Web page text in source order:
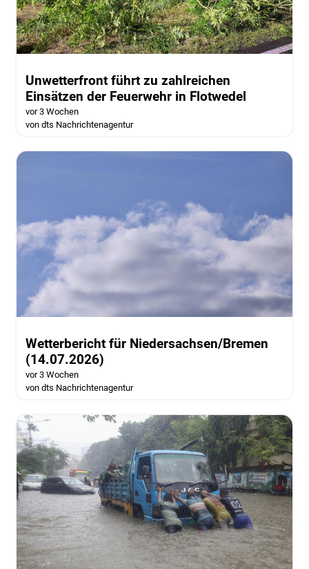
Unwetterfront führt zu zahlreichen
Einsätzen der Feuerwehr in Flotwedel
vor 3 Wochen
von dts Nachrichtenagentur
Wetterbericht für Niedersachsen/Bremen
(14.07.2026)
vor 3 Wochen
von dts Nachrichtenagentur